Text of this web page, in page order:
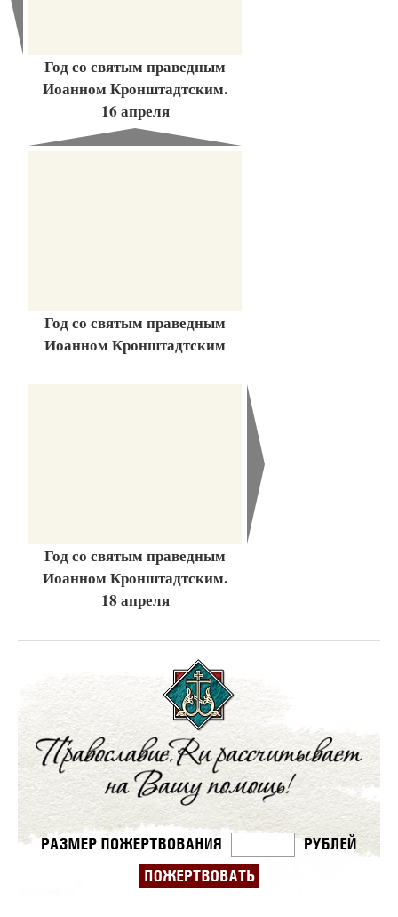
Год со святым праведным
Иоанном Кронштадтским.
16 апреля
Год со святым праведным
Иоанном Кронштадтским
Год со святым праведным
Иоанном Кронштадтским.
18 апреля